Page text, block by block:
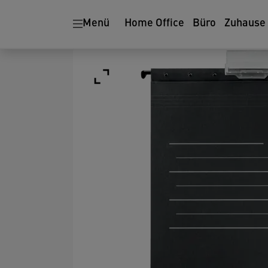
Menü Home Office Büro Zuhause